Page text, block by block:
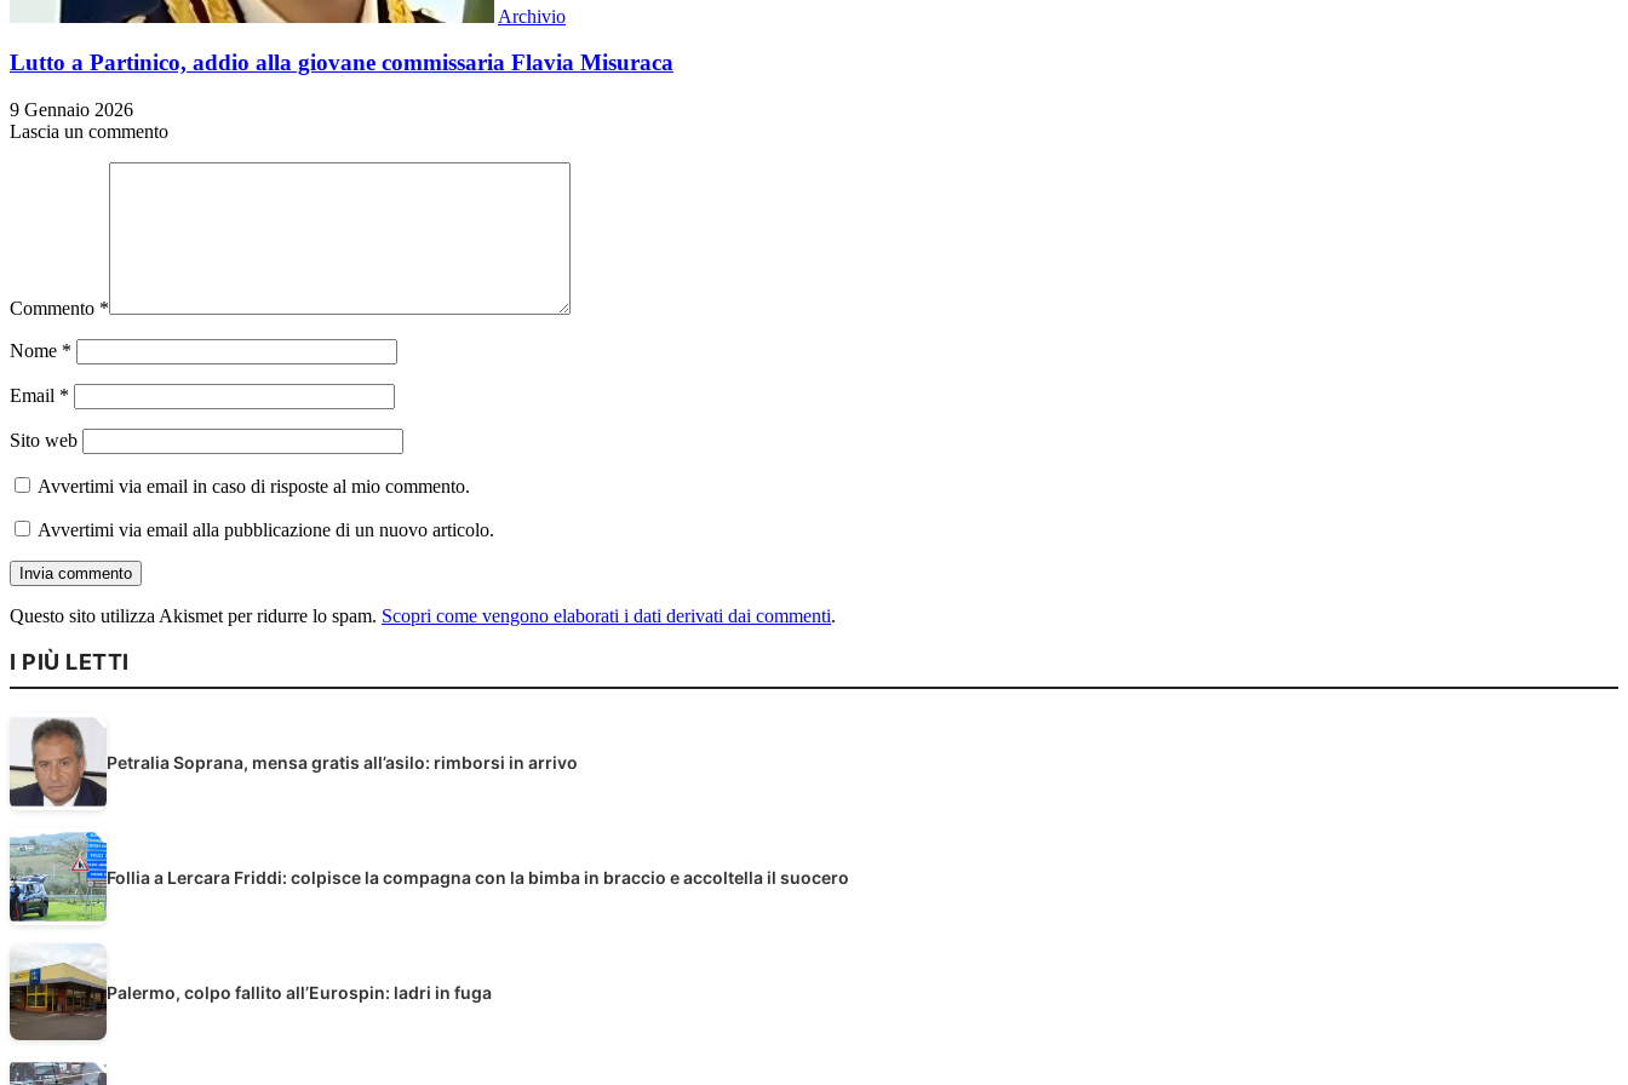
Archivio
Lutto a Partinico, addio alla giovane commissaria Flavia Misuraca
9 Gennaio 2026
Lascia un commento
Commento *
Nome *
Email *
Sito web
Avvertimi via email in caso di risposte al mio commento.
Avvertimi via email alla pubblicazione di un nuovo articolo.
Questo sito utilizza Akismet per ridurre lo spam. Scopri come vengono elaborati i dati derivati dai commenti.
I PIÙ LETTI
Petralia Soprana, mensa gratis all’asilo: rimborsi in arrivo
Follia a Lercara Friddi: colpisce la compagna con la bimba in braccio e accoltella il suocero
Palermo, colpo fallito all’Eurospin: ladri in fuga